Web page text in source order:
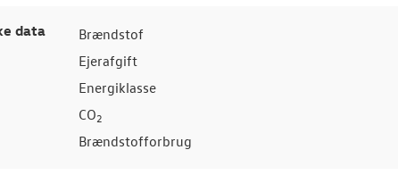
data Brændstof
Ejerafgift
Energiklasse
CO2
Brændstofforbrug